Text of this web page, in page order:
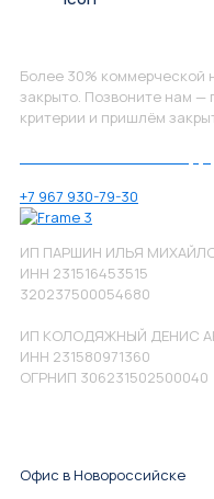
Более 30% коммерческой
закрыто. Позвоните нам —
критерии и пришлём
+7 967 930-79-30
ИП ПАРШИН ИЛЬЯ
ИНН 231516453515
320237500054680
ИП КОЛОДЯЖНЫЙ ДЕНИС
ИНН 231580971360
ОГРНИП 306231502500040
Офис в Новороссийске